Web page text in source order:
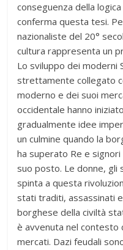
conseguenza della
conferma questa tesi.
nazionaliste del 20°
cultura rappresenta un
Lo sviluppo dei moderni
strettamente collegato
moderno e dei suoi
occidentale hanno
gradualmente idee
un culmine quando la
ha superato Re e
suo posto. Le donne, gli
spinta a questa
stati traditi, assassinati
borghese della civiltà
è avvenuta nel contesto
mercati. Dazi feudali